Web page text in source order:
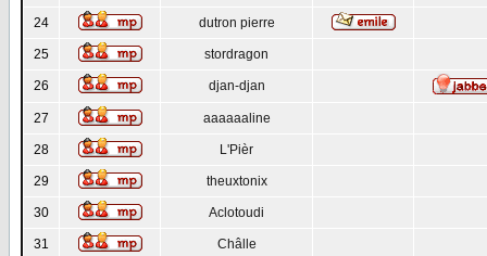
24 dutron pierre
25 stordragon
26 djan-djan
27 aaaaaaline
28 L'Pièr
29 theuxtonix
30 Aclotoudi
31 Châlle